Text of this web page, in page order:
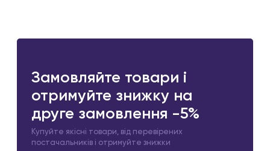
Замовляйте товари і
отримуйте знижку на
друге замовлення -5%
Купуйте якісні товари, від перевірених
постачальників і отримуйте знижки